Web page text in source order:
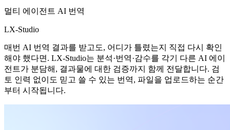
멀티 에이전트 AI 번역
LX-Studio
매번 AI 번역 결과를 받고도, 어디가 틀렸는지 직접 다시 확인
해야 했다면. LX-Studio는 분석·번역·감수를 각기 다른 AI 에이
전트가 분담해, 결과물에 대한 검증까지 함께 전달합니다. 검
토 인력 없이도 믿고 쓸 수 있는 번역, 파일을 업로드하는 순간
부터 시작됩니다.